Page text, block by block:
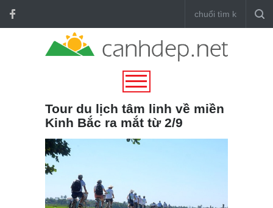
Tour du lịch tâm linh về miền
Kinh Bắc ra mắt từ 2/9